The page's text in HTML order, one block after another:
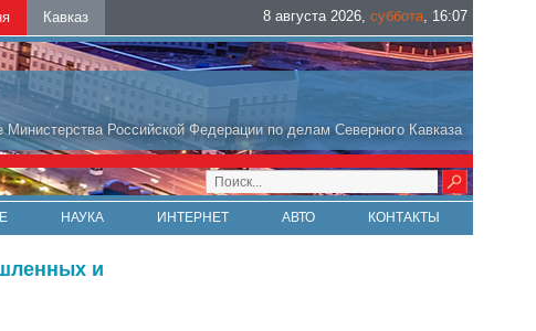
Кавказ 8 августа 2026, суббота, 16:07
Министерства Российской Федерации по делам Северного Кавказа
НАУКА ИНТЕРНЕТ АВТО КОНТАКТЫ
и